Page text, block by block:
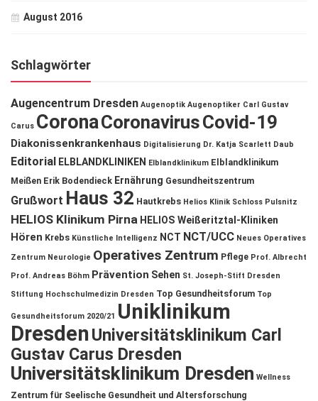
August 2016
Schlagwörter
Augencentrum Dresden Augenoptik Augenoptiker Carl Gustav
Carus CoronaCoronavirusCovid-19
Diakonissenkrankenhaus Digitalisierung Dr. Katja Scarlett Daub
Editorial ELBLANDKLINIKEN Elblandklinikum Elblandklinikum
Meißen Erik Bodendieck Ernährung Gesundheitszentrum
Grußwort Haus 32 Hautkrebs Helios Klinik Schloss Pulsnitz
HELIOS Klinikum Pirna HELIOS Weißeritztal-Kliniken
Hören Krebs Künstliche Intelligenz NCT NCT/UCC Neues Operatives
Zentrum Neurologie Operatives Zentrum Pflege Prof. Albrecht
Prof. Andreas Böhm Prävention Sehen St. Joseph-Stift Dresden
Stiftung Hochschulmedizin Dresden Top Gesundheitsforum Top
Gesundheitsforum 2020/21 Uniklinikum
DresdenUniversitätsklinikum Carl
Gustav Carus Dresden
Universitätsklinikum Dresden Wellness
Zentrum für Seelische Gesundheit und Altersforschung